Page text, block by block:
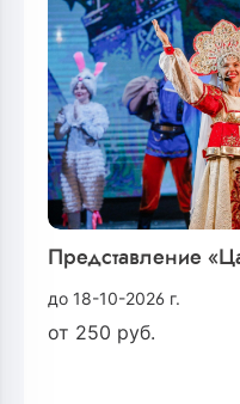
Представление
до 18-10-2026 г.
от 250 руб.